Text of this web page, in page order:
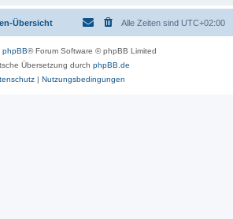
Übersicht Alle Zeiten sind UTC+02:00
phpBB® Forum Software © phpBB Limited
Übersetzung durch phpBB.de
| Nutzungsbedingungen